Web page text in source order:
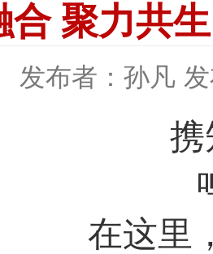
合 聚力共
发布者：孙凡
携
在这里